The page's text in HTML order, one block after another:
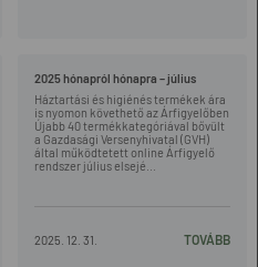
2025 hónapról hónapra – július
Háztartási és higiénés termékek ára
is nyomon követhető az Árfigyelőben
Újabb 40 termékkategóriával bővült
a Gazdasági Versenyhivatal (GVH)
által működtetett online Árfigyelő
rendszer július elsejé...
2025. 12. 31. TOVÁBB